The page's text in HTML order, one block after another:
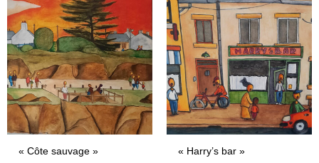
« Côte sauvage » « Harry’s bar »